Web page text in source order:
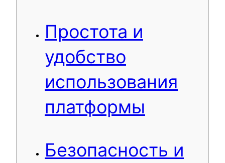
Простота и
удобство
использования
платформы
Безопасность и